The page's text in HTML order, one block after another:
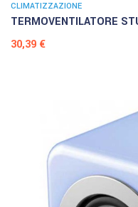
CLIMATIZZAZIONE
TERMOVENTILATORE
Prezzo
30,39 €